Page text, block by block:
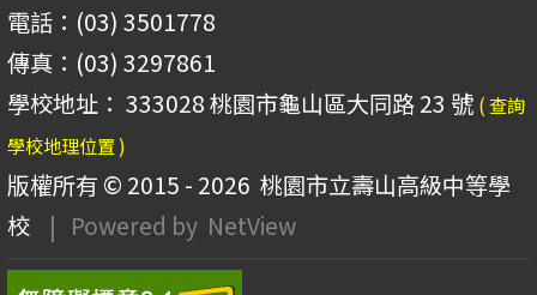
電話：(03) 3501778
傳真：(03) 3297861
學校地址： 333028 桃園市龜山區大同路 23 號 ( 查詢
學校地理位置 )
版權所有 © 2015 - 2026 桃園市立壽山高級中等學
校
| Powered by NetView